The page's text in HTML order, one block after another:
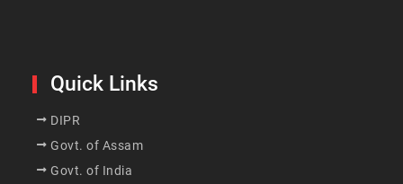
Quick Links
DIPR
Govt. of Assam
Govt. of India